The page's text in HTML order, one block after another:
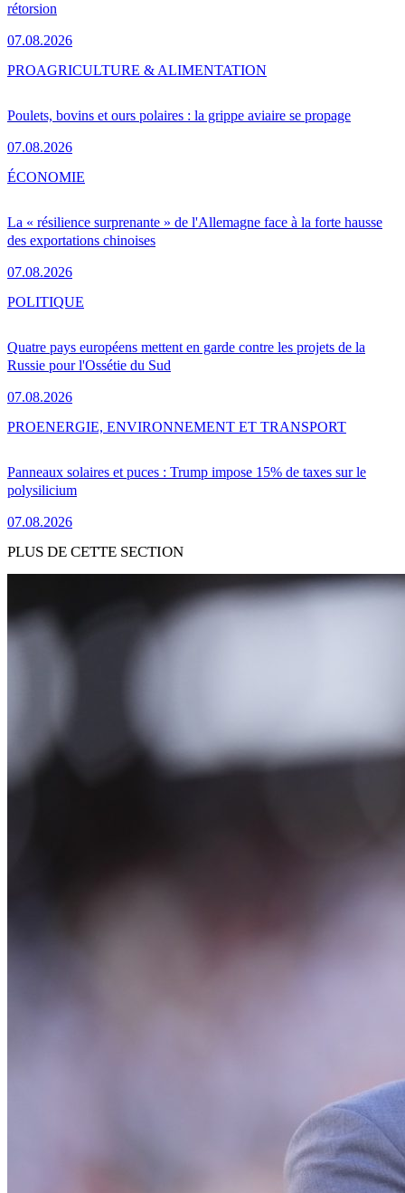
rétorsion
07.08.2026
Poulets, bovins et ours polaires : la grippe aviaire se propage
07.08.2026
PROAGRICULTURE & ALIMENTATION
La « résilience surprenante » de l'Allemagne face à la forte hausse
des exportations chinoises
07.08.2026
ÉCONOMIE
Quatre pays européens mettent en garde contre les projets de la
Russie pour l'Ossétie du Sud
07.08.2026
POLITIQUE
Panneaux solaires et puces : Trump impose 15% de taxes sur le
polysilicium
07.08.2026
PROENERGIE, ENVIRONNEMENT ET TRANSPORT
PLUS DE CETTE SECTION